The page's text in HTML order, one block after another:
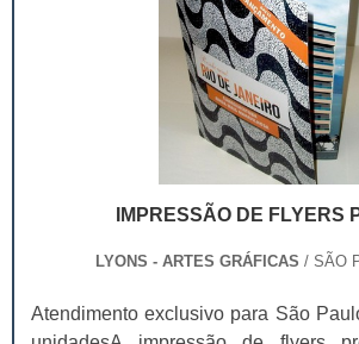
IMPRESSÃO DE FLYERS
LYONS - ARTES GRÁFICAS / SÃO
Atendimento exclusivo para São